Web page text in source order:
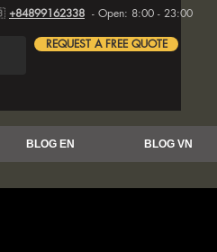
+84899162338 - Open: 8:00 - 23:00
REQUEST A FREE QUOTE
BLOG EN BLOG VN